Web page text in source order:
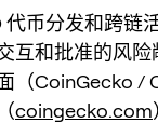
代币分发和跨
互和批准的风
（CoinGecko /
coingecko.com